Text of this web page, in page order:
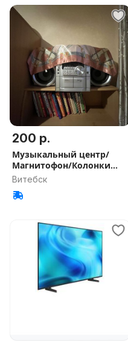
200 р.
Музыкальный центр/
Магнитофон/Колонки
Panasonic
Витебск